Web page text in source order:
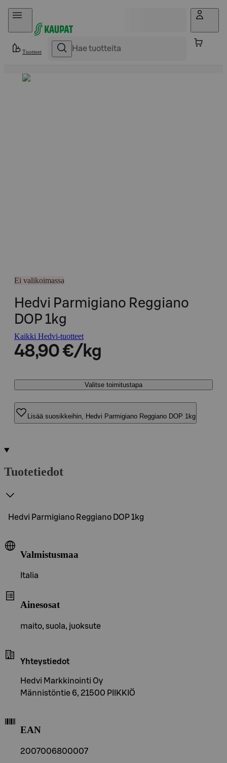
Hyppää sisältöön
Tuotteet
Ei valikoimassa
Hedvi Parmigiano Reggiano
DOP 1kg
Kaikki Hedvi-tuotteet
48,90 €/kg
Valitse toimitustapa
Lisää suosikkeihin, Hedvi Parmigiano Reggiano DOP 1kg
Tuotetiedot
Hedvi Parmigiano Reggiano DOP 1kg
Valmistusmaa
Italia
Ainesosat
maito, suola, juoksute
Yhteystiedot
Hedvi Markkinointi Oy
Männistöntie 6, 21500 PIIKKIÖ
EAN
2007006800007